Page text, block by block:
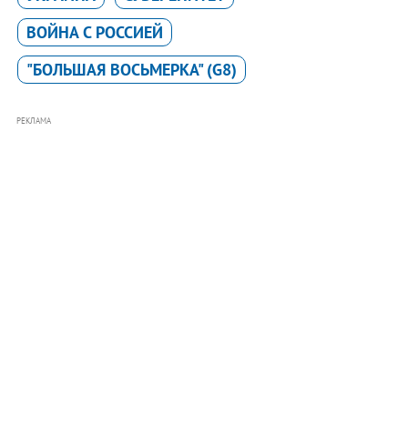
ВОЙНА С РОССИЕЙ
"БОЛЬШАЯ ВОСЬМЕРКА" (G8)
РЕКЛАМА